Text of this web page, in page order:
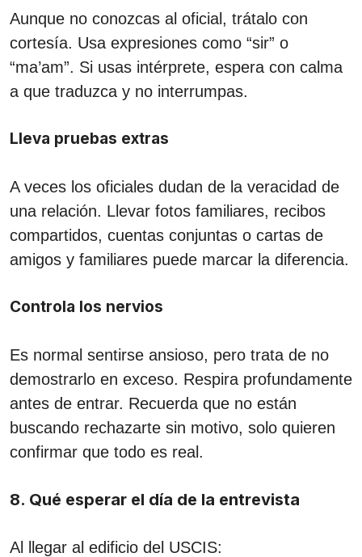
Aunque no conozcas al oficial, trátalo con
cortesía. Usa expresiones como “sir” o
“ma’am”. Si usas intérprete, espera con calma
a que traduzca y no interrumpas.
Lleva pruebas extras
A veces los oficiales dudan de la veracidad de
una relación. Llevar fotos familiares, recibos
compartidos, cuentas conjuntas o cartas de
amigos y familiares puede marcar la diferencia.
Controla los nervios
Es normal sentirse ansioso, pero trata de no
demostrarlo en exceso. Respira profundamente
antes de entrar. Recuerda que no están
buscando rechazarte sin motivo, solo quieren
confirmar que todo es real.
8. Qué esperar el día de la entrevista
Al llegar al edificio del USCIS: